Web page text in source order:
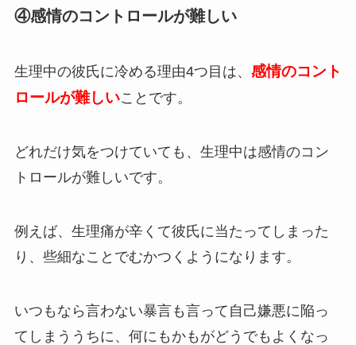
④感情のコントロールが難しい
生理中の彼氏に冷める理由4つ目は、 感情のコント
ロールが難しいことです。
どれだけ気をつけていても、生理中は感情のコン
トロールが難しいです。
例えば、生理痛が辛くて彼氏に当たってしまった
り、些細なことでむかつくようになります。
いつもなら言わない暴言も言って自己嫌悪に陥っ
てしまううちに、何にもかもがどうでもよくなっ